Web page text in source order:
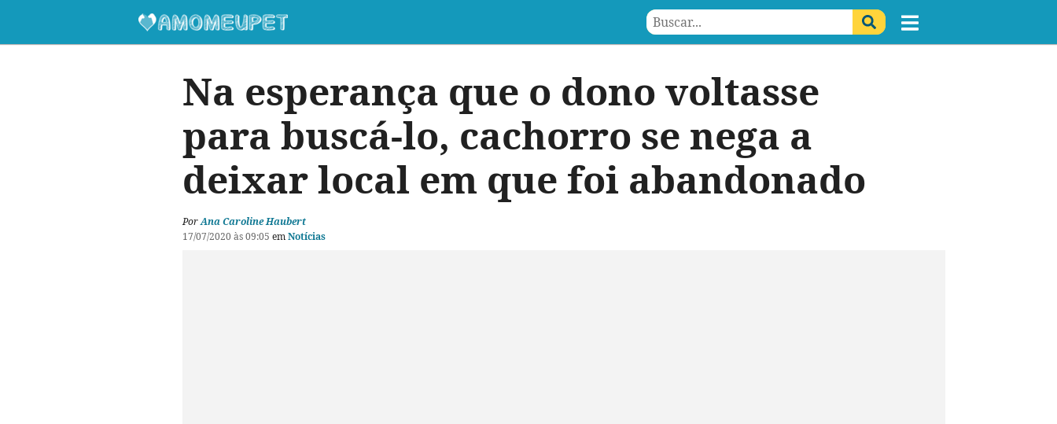
Na esperança que o dono voltasse
para buscá-lo, cachorro se nega a
deixar local em que foi abandonado
PorAna Caroline Haubert
17/07/2020 às 09:05 emNotícias